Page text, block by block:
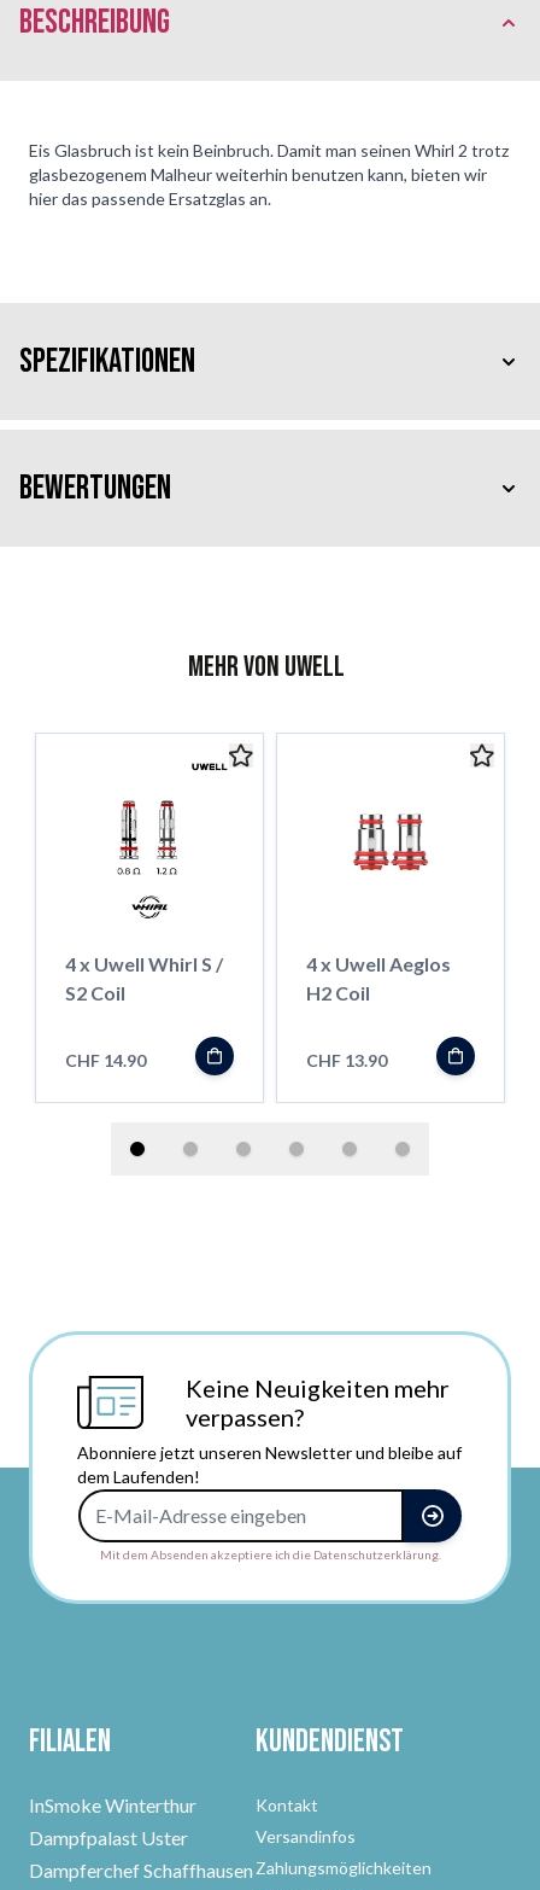
Beschreibung
Eis Glasbruch ist kein Beinbruch. Damit man seinen Whirl 2 trotz
glasbezogenem Malheur weiterhin benutzen kann, bieten wir
hier das passende Ersatzglas an.
Spezifikationen
Bewertungen
Mehr von Uwell
4 x Uwell Whirl S /
S2 Coil
CHF 14.90
4 x Uwell Aeglos
H2 Coil
CHF 13.90
Keine Neuigkeiten mehr
verpassen?
Abonniere jetzt unseren Newsletter und bleibe auf
dem Laufenden!
Mit dem Absenden akzeptiere ich die Datenschutzerklärung.
Filialen
InSmoke Winterthur
Dampfpalast Uster
Dampferchef Schaffhausen
Kundendienst
Kontakt
Versandinfos
Zahlungsmöglichkeiten